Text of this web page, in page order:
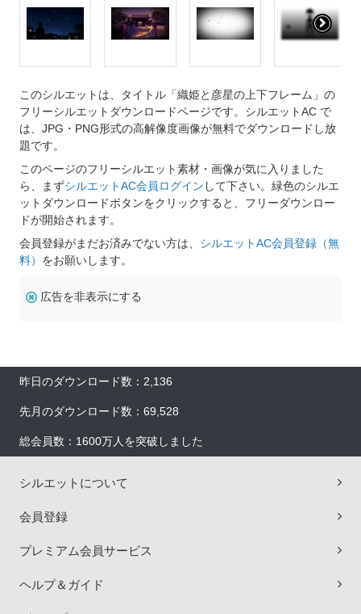
このシルエットは、タイトル「織姫と彦星の上下フレーム」の
フリーシルエットダウンロードページです。シルエットAC で
は、JPG・PNG形式の高解像度画像が無料でダウンロードし放
題です。
このページのフリーシルエット素材・画像が気に入りました
ら、まずシルエットAC会員ログイン して下さい。緑色のシルエ
ットダウンロードボタンをクリックすると、フリーダウンロー
ドが開始されます。
会員登録がまだお済みでない方は、 シルエットAC会員登録（無
料） をお願いします。
広告を非表示にする
昨日のダウンロード数：2,136
先月のダウンロード数：69,528
総会員数：1600万人を突破しました
シルエットについて
会員登録
プレミアム会員サービス
ヘルプ＆ガイド